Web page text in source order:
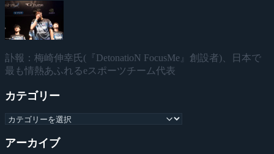
訃報：梅崎伸幸氏(『DetonatioN FocusMe』創設者)、日本で
最も情熱あふれるeスポーツチーム代表
カテゴリー
アーカイブ